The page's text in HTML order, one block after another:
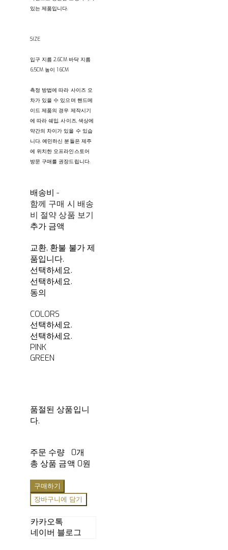
있는 제품입니다.
SIZE
입구 지름 2.6CM 바닥 지름
6.5CM 높이 16CM
측정 방법에 따라 사이즈 오
차가 있을 수 있으며 핸드메
이드 제품의 경우 제작시기
에 따라 쉐입, 사이즈, 색상에
약간의 차이가 있을 수 있습
니다. 예민하신 분들은 제주
에 위치한 오프라인스토어
방문 구매를 권장드립니다.
배송비-
함께 구매 시 배송
비 절약 상품 보기
추가 금액
교환, 환불 불가 제
품입니다.
선택하세요.
선택하세요.
동의
COLORS
선택하세요.
선택하세요.
PINK
GREEN
품절된 상품입니
다.
주문 수량
0개
총 상품 금액 0원
구매하기
장바구니에 담기
카카오톡
네이버 블로그